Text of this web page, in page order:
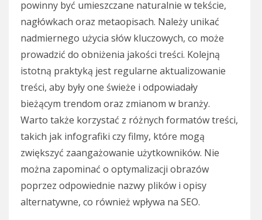
powinny być umieszczane naturalnie w tekście,
nagłówkach oraz metaopisach. Należy unikać
nadmiernego użycia słów kluczowych, co może
prowadzić do obniżenia jakości treści. Kolejną
istotną praktyką jest regularne aktualizowanie
treści, aby były one świeże i odpowiadały
bieżącym trendom oraz zmianom w branży.
Warto także korzystać z różnych formatów treści,
takich jak infografiki czy filmy, które mogą
zwiększyć zaangażowanie użytkowników. Nie
można zapominać o optymalizacji obrazów
poprzez odpowiednie nazwy plików i opisy
alternatywne, co również wpływa na SEO.